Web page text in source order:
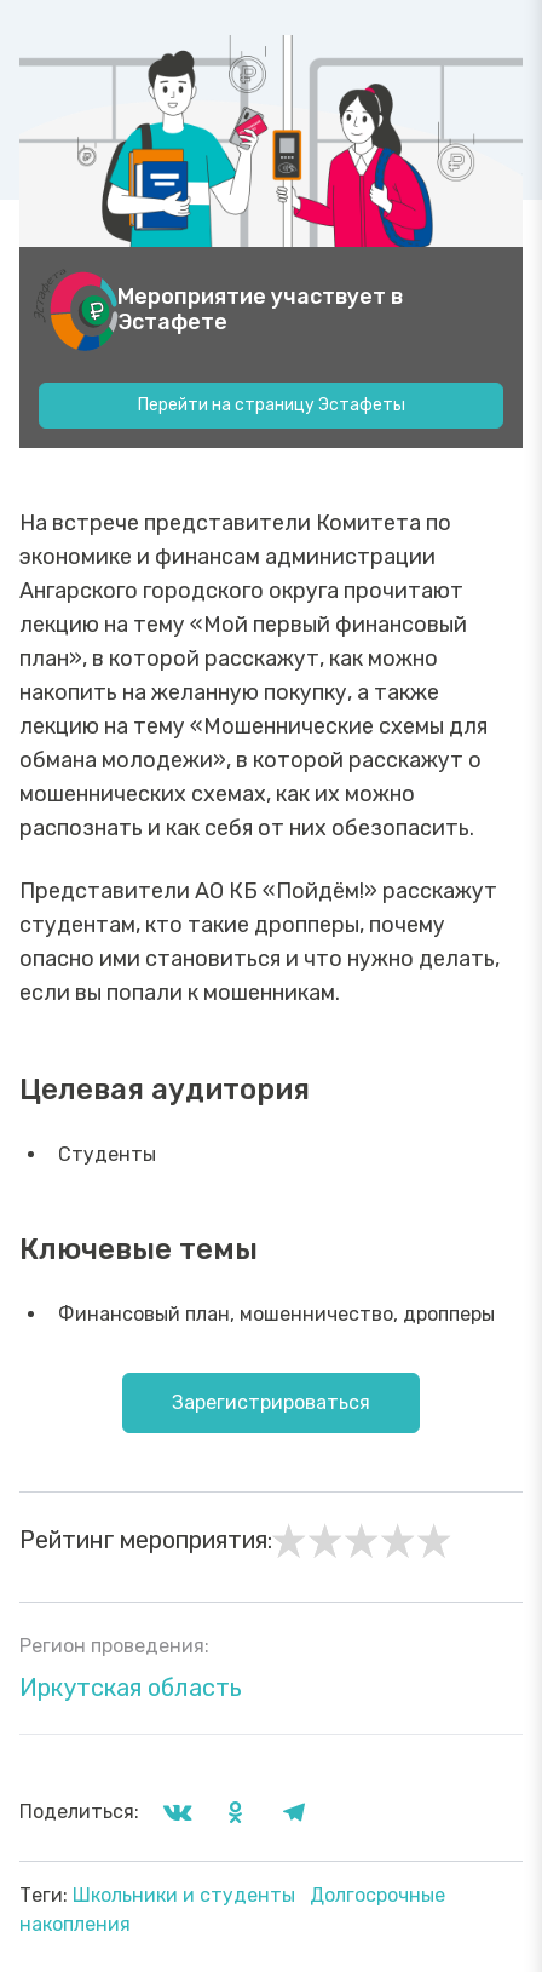
Мероприятие участвует в
Эстафете
Перейти на страницу Эстафеты
На встрече представители Комитета по
экономике и финансам администрации
Ангарского городского округа прочитают
лекцию на тему «Мой первый финансовый
план», в которой расскажут, как можно
накопить на желанную покупку, а также
лекцию на тему «Мошеннические схемы для
обмана молодежи», в которой расскажут о
мошеннических схемах, как их можно
распознать и как себя от них обезопасить.
Представители АО КБ «Пойдём!» расскажут
студентам, кто такие дропперы, почему
опасно ими становиться и что нужно делать,
если вы попали к мошенникам.
Целевая аудитория
Студенты
Ключевые темы
Финансовый план, мошенничество, дропперы
Зарегистрироваться
Рейтинг мероприятия:
Регион проведения:
Иркутская область
Поделиться:
Теги: Школьники и студенты
Долгосрочные
накопления